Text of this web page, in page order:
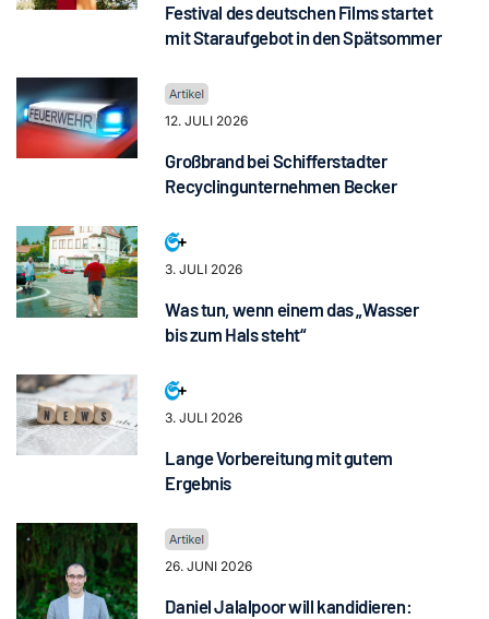
Festival des deutschen Films startet
mit Staraufgebot in den Spätsommer
12. JULI 2026
Großbrand bei Schifferstadter
Recyclingunternehmen Becker
3. JULI 2026
Was tun, wenn einem das „Wasser
bis zum Hals steht“
3. JULI 2026
Lange Vorbereitung mit gutem
Ergebnis
26. JUNI 2026
Daniel Jalalpoor will kandidieren: